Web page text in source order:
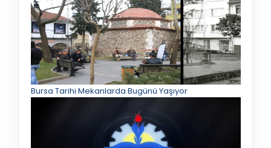
Bursa Tarihi Mekanlarda Bugünü Yaşıyor